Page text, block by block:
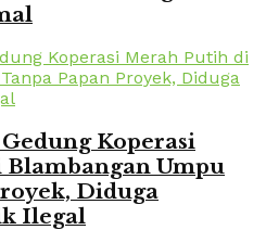
Koperasi
Umpu
Diduga
Ilegal